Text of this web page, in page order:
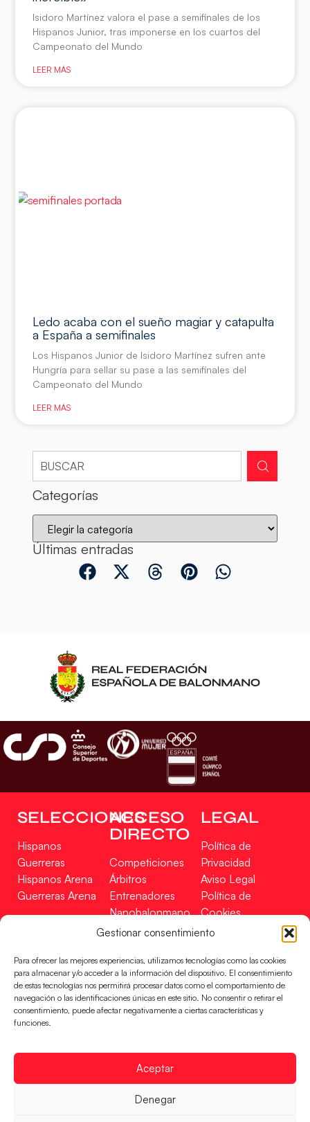
Gestionar consentimiento
Para ofrecer las mejores experiencias, utilizamos tecnologías como las cookies
para almacenar y/o acceder a la información del dispositivo. El consentimiento
de estas tecnologías nos permitirá procesar datos como el comportamiento de
navegación o las identificaciones únicas en este sitio. No consentir o retirar el
consentimiento, puede afectar negativamente a ciertas características y
funciones.
Aceptar
Denegar
Isidoro Martínez valora el pase a semifinales de los
Hispanos Junior, tras imponerse en los cuartos del
Campeonato del Mundo
LEER MÁS
Ledo acaba con el sueño magiar y catapulta
a España a semifinales
Los Hispanos Junior de Isidoro Martínez sufren ante
Hungría para sellar su pase a las semifinales del
Campeonato del Mundo
LEER MÁS
Categorías
Últimas entradas
SELECCIONES
Hispanos
Guerreras
Hispanos Arena
Guerreras Arena
ACCESO
DIRECTO
Competiciones
Árbitros
Entrenadores
Nanobalonmano
Tienda
LEGAL
Política de
Privacidad
Aviso Legal
Política de
Cookies
Mapa Web
Incidencias
CONTACTO
EN
FINANCIADO
RFEBM © 2024. Todos los derechos reservados –